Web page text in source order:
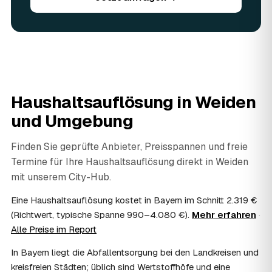
Ja. Persönliche Dokumente, Fotos, Verträge und
aussortiert und Ihnen übergeben, statt entsorgt zu
ohne Aufsehen, unauffällige Fahrzeuge sind möglich und
persönliche Gegenstände werden respektvoll behandelt.
Gerade nach einem Trauerfall in Weiden bleibt alles
07 Ist die Haushaltsauflösung im Nachlass
steuerlich absetzbar?
Häufig ja: Im Nachlass können die Kosten einer
Erbschaftsteuer mindern, bei vermieteten Objekten teils
als Werbungskosten. Sie erhalten eine ordentliche
Rechnung als Beleg. Verbindlich klärt das Ihr
08 Muss ich als Erbe in Weiden vor Ort anwesend
sein?
Haushaltsauflösung inWeiden
und Umgebung
Finden Sie geprüfte Anbieter, Preisspannen und freie
Termine für Ihre Haushaltsauflösung direkt in Weiden
mit unserem City-Hub.
Eine Haushaltsauflösung kostet in Bayern im Schnitt 2.319 €
(Richtwert, typische Spanne 990–4.080 €). Mehr erfahren ·
Alle Preise im Report
In Bayern liegt die Abfallentsorgung bei den Landkreisen und
kreisfreien Städten; üblich sind Wertstoffhöfe und eine